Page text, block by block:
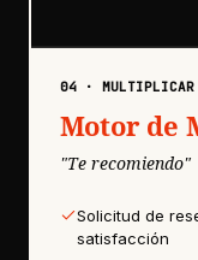
04· MULTIPLICAR
Motor de
"Te recomiendo"
Solicitud de
satisfacción